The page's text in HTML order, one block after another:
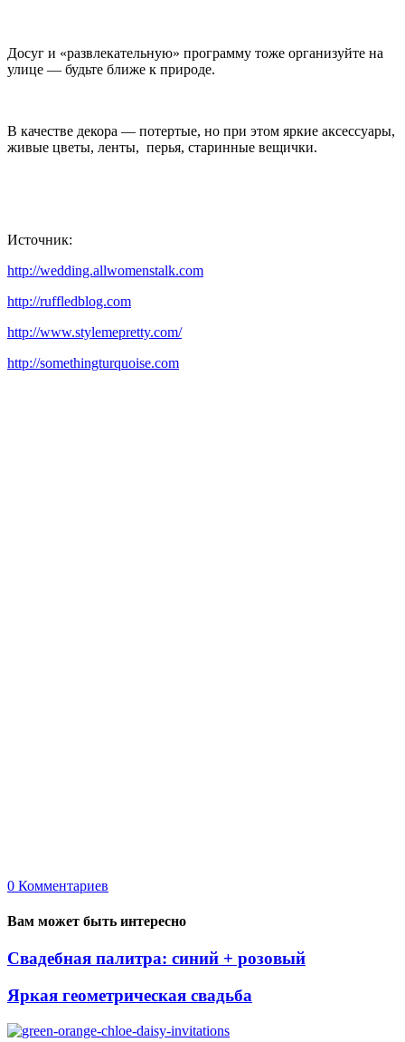
Досуг и «развлекательную» программу тоже организуйте на
улице — будьте ближе к природе.
В качестве декора — потертые, но при этом яркие аксессуары,
живые цветы, ленты, перья, старинные вещички.
Источник:
http://wedding.allwomenstalk.com
http://ruffledblog.com
http://www.stylemepretty.com/
http://somethingturquoise.com
0 Комментариев
Вам может быть интересно
Свадебная палитра: синий + розовый
Яркая геометрическая свадьба